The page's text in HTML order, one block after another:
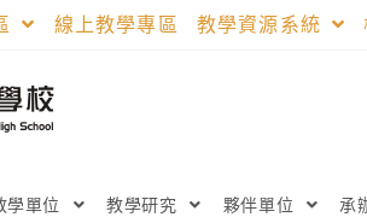
線上教學專區 教學資源系統
學單位 教學研究 夥伴單位 承